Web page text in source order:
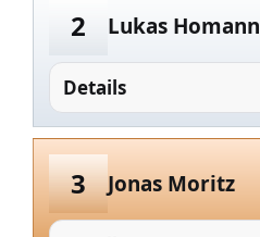
2 Lukas Homann
Details
3 Jonas Moritz